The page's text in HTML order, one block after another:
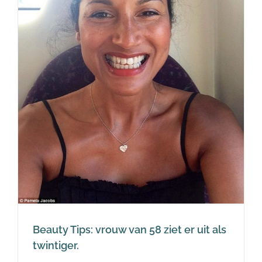
Beauty Tips: vrouw van 58 ziet er uit als
twintiger.